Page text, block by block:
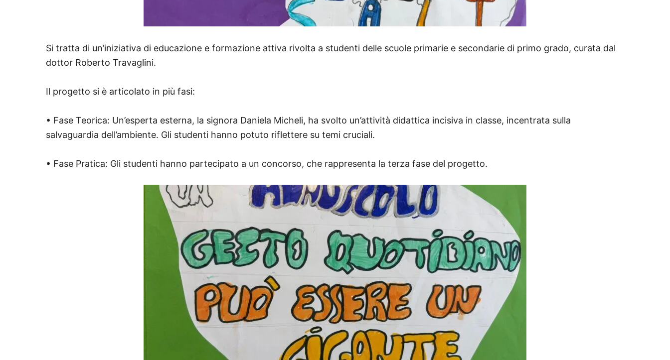
Si tratta di un’iniziativa di educazione e formazione attiva rivolta a studenti delle scuole primarie e secondarie di primo grado, curata dal
dottor Roberto Travaglini.
Il progetto si è articolato in più fasi:
• Fase Teorica: Un’esperta esterna, la signora Daniela Micheli, ha svolto un’attività didattica incisiva in classe, incentrata sulla
salvaguardia dell’ambiente. Gli studenti hanno potuto riflettere su temi cruciali.
• Fase Pratica: Gli studenti hanno partecipato a un concorso, che rappresenta la terza fase del progetto.